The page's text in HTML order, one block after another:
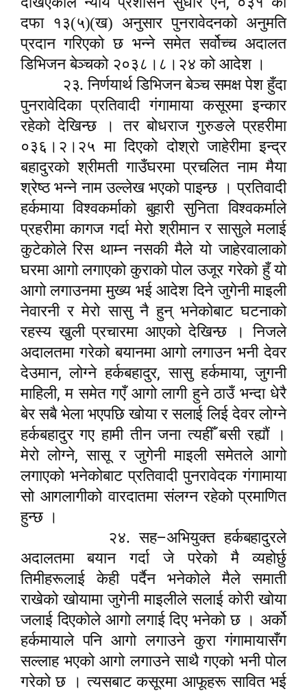
दफा १३(५)(ख) अनुसार पुनरावेदनको अनुमति
प्रदान गरिएको छ भन्ने समेत सर्वोच्च अदालत
डिभिजन बेञ्चको २०३८।८।२४ को आदेश ।
२३. निर्णयार्थ डिभिजन बेञ्च समक्ष पेश हुँदा
पुनरावेदिका प्रतिवादी गंगामाया कसूरमा इन्कार
रहेको देखिन्छ । तर बोधराज गुरुङले प्रहरीमा
०३६।२।२५ मा दिएको दोश्रो जाहेरीमा इन्द्र
बहादुरको श्रीमती गाउँघरमा प्रचलित नाम मैया
श्रेष्ठ भन्ने नाम उल्लेख भएको पाइन्छ । प्रतिवादी
हर्कमाया विश्वकर्माको बुहारी सुनिता विश्वकर्माले
प्रहरीमा कागज गर्दा मेरो श्रीमान र सासुले मलाई
कुटेकोले रिस थाम्न नसकी मैले यो जाहेरवालाको
घरमा आगो लगाएको कुराको पोल उजूर गरेको हुँ यो
आगो लगाउनमा मुख्य भई आदेश दिने जुगेनी माइली
नेवारनी र मेरो सासु नै हुन् भनेकोबाट घटनाको
रहस्य खुली प्रचारमा आएको देखिन्छ । निजले
अदालतमा गरेको बयानमा आगो लगाउन भनी देवर
देउमान,लोग्ने हर्कबहादुर,सासु हर्कमाया,जुगनी
माहिली,म समेत गएँ आगो लागी हुने ठाउँ भन्दा धेरै
बेर सबै भेला भएपछि खोया र सलाई लिई देवर लोग्ने
हर्कबहादुर गए हामी तीन जना त्यहीँ बसी रह्यौं ।
मेरो लोग्ने,सासू र जुगेनी माइली समेतले आगो
लगाएको भनेकोबाट प्रतिवादी पुनरावेदक गंगामाया
सो आगलागीको वारदातमा संलग्न रहेको प्रमाणित
हुन्छ ।
२४. सह–अभियुक्त हर्कबहादुरले
अदालतमा बयान गर्दा जे परेको मै व्यहोर्छु
तिमीहरूलाई केही पर्दैन भनेकोले मैले समाती
राखेको खोयामा जुगेनी माइलीले सलाई कोरी खोया
जलाई दिएकोले आगो लगाई दिए भनेको छ । अर्को
हर्कमायाले पनि आगो लगाउने कुरा गंगामायासँग
सल्लाह भएको आगो लगाउने साथै गएको भनी पोल
गरेको छ । त्यसबाट कसूरमा आफूहरू सावित भई